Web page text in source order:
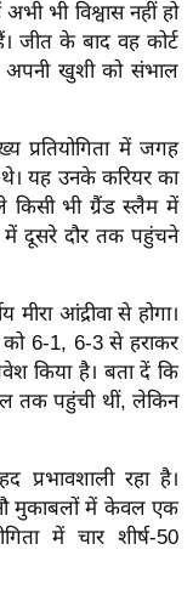
भी विश्वास नहीं हो
जीत के बाद वह कोर्ट
खुशी को संभाल
प्रतियोगिता में जगह
यह उनके करियर का
किसी भी ग्रैंड स्लैम में
में दूसरे दौर तक पहुंचने
आंद्रीवा से होगा।
को 6-1, 6-3 से हराकर
किया है। बता दें कि
तक पहुंची थीं, लेकिन
प्रभावशाली रहा है।
मुकाबलों में केवल एक
में चार शीर्ष-50